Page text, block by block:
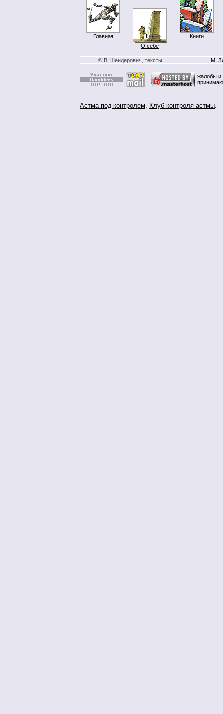
Главная
О себе
Книги
© В. Шендерович, тексты М.
жалобы и
Астма под контролем, Клуб контроля астмы.